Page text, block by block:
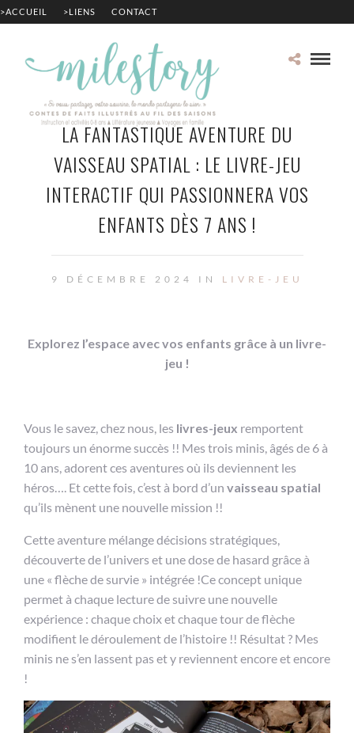
>ACCUEIL >LIENS CONTACT
LA FANTASTIQUE AVENTURE DU
VAISSEAU SPATIAL : LE LIVRE-JEU
INTERACTIF QUI PASSIONNERA VOS
ENFANTS DÈS 7 ANS !
9 DÉCEMBRE 2024 IN LIVRE-JEU
Explorez l’espace avec vos enfants grâce à un livre-
jeu !
Vous le savez, chez nous, les livres-jeux remportent
toujours un énorme succès !! Mes trois minis, âgés de 6 à
10 ans, adorent ces aventures où ils deviennent les
héros…. Et cette fois, c’est à bord d’un vaisseau spatial
qu’ils mènent une nouvelle mission !!
Cette aventure mélange décisions stratégiques,
découverte de l’univers et une dose de hasard grâce à
une « flèche de survie » intégrée !Ce concept unique
permet à chaque lecture de suivre une nouvelle
expérience : chaque choix et chaque tour de flèche
modifient le déroulement de l’histoire !! Résultat ? Mes
minis ne s’en lassent pas et y reviennent encore et encore
!